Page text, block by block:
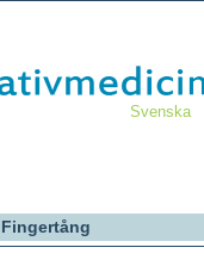
Svenska
Fingertång